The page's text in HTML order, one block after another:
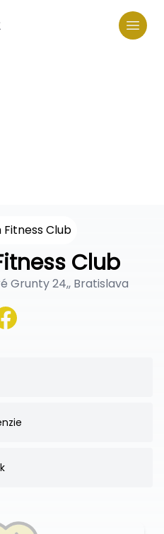
Club
Grunty 24,, Bratislava